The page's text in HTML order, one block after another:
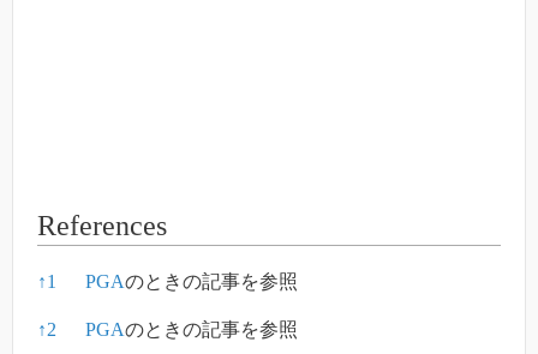
References
References
↑1 PGAのときの記事を参照
↑2 PGAのときの記事を参照